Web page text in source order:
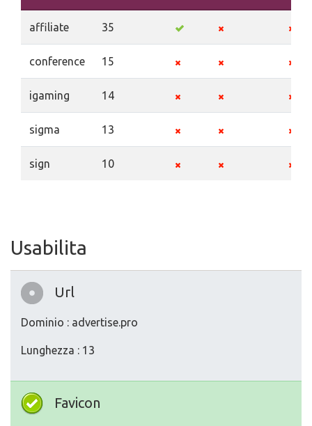
affiliate 35
conference 15
igaming 14
sigma 13
sign 10
Usabilita
Url
Dominio : advertise.pro
Lunghezza : 13
Favicon